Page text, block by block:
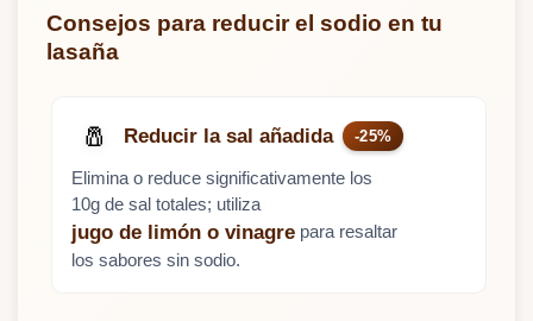
Consejos para reducir el sodio en tu
lasaña
🧂 Reducir la sal añadida -25%
Elimina o reduce significativamente los
10g de sal totales; utiliza
jugo de limón o vinagre para resaltar
los sabores sin sodio.